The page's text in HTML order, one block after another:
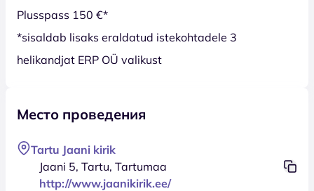
Plusspass 150 €*
*sisaldab lisaks eraldatud istekohtadele 3
helikandjat ERP OÜ valikust
Место проведения
Tartu Jaani kirik
Jaani 5, Tartu, Tartumaa
http://www.jaanikirik.ee/